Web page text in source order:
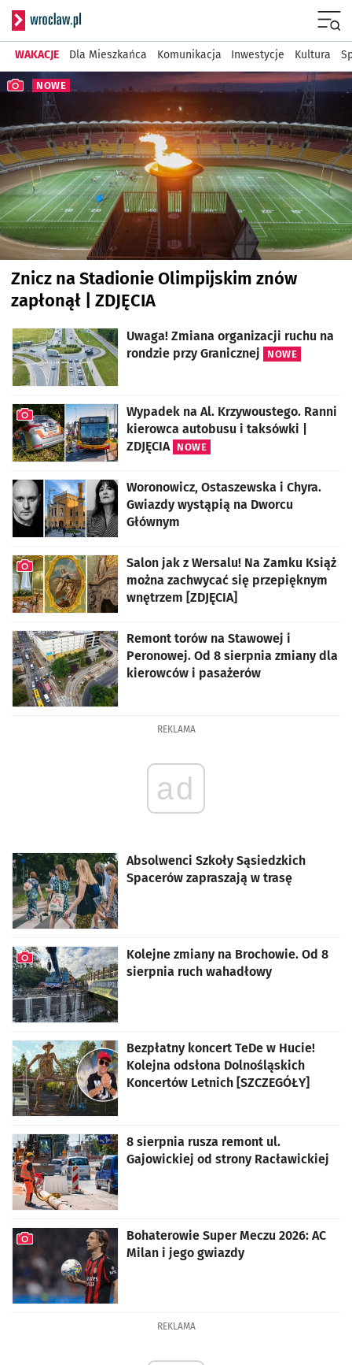
Serwis informacyjny
WAKACJE Dla Mieszkańca Komunikacja Inwestycje Kultura
Najnowsze artykuły
NOWE
Znicz na Stadionie Olimpijskim znów
zapłonął | ZDJĘCIA
Uwaga! Zmiana organizacji ruchu na
rondzie przy Granicznej
NOWE
Wypadek na Al. Krzywoustego. Ranni
kierowca autobusu i taksówki |
ZDJĘCIA NOWE
Woronowicz, Ostaszewska i Chyra.
Gwiazdy wystąpią na Dworcu
Głównym
Salon jak z Wersalu! Na Zamku Książ
można zachwycać się przepięknym
wnętrzem [ZDJĘCIA]
Remont torów na Stawowej i
Peronowej. Od 8 sierpnia zmiany dla
kierowców i pasażerów
REKLAMA
ad
Absolwenci Szkoły Sąsiedzkich
Spacerów zapraszają w trasę
Kolejne zmiany na Brochowie. Od 8
sierpnia ruch wahadłowy
Bezpłatny koncert TeDe w Hucie!
Kolejna odsłona Dolnośląskich
Koncertów Letnich [SZCZEGÓŁY]
8 sierpnia rusza remont ul.
Gajowickiej od strony Racławickiej
Bohaterowie Super Meczu 2026: AC
Milan i jego gwiazdy
REKLAMA